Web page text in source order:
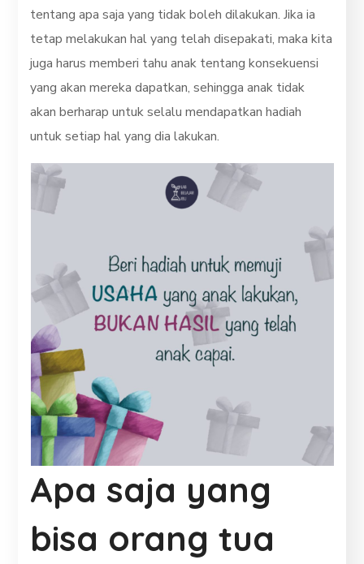
tentang apa saja yang tidak boleh dilakukan. Jika ia
tetap melakukan hal yang telah disepakati, maka kita
juga harus memberi tahu anak tentang konsekuensi
yang akan mereka dapatkan, sehingga anak tidak
akan berharap untuk selalu mendapatkan hadiah
untuk setiap hal yang dia lakukan.
Apa saja yang
bisa orang tua